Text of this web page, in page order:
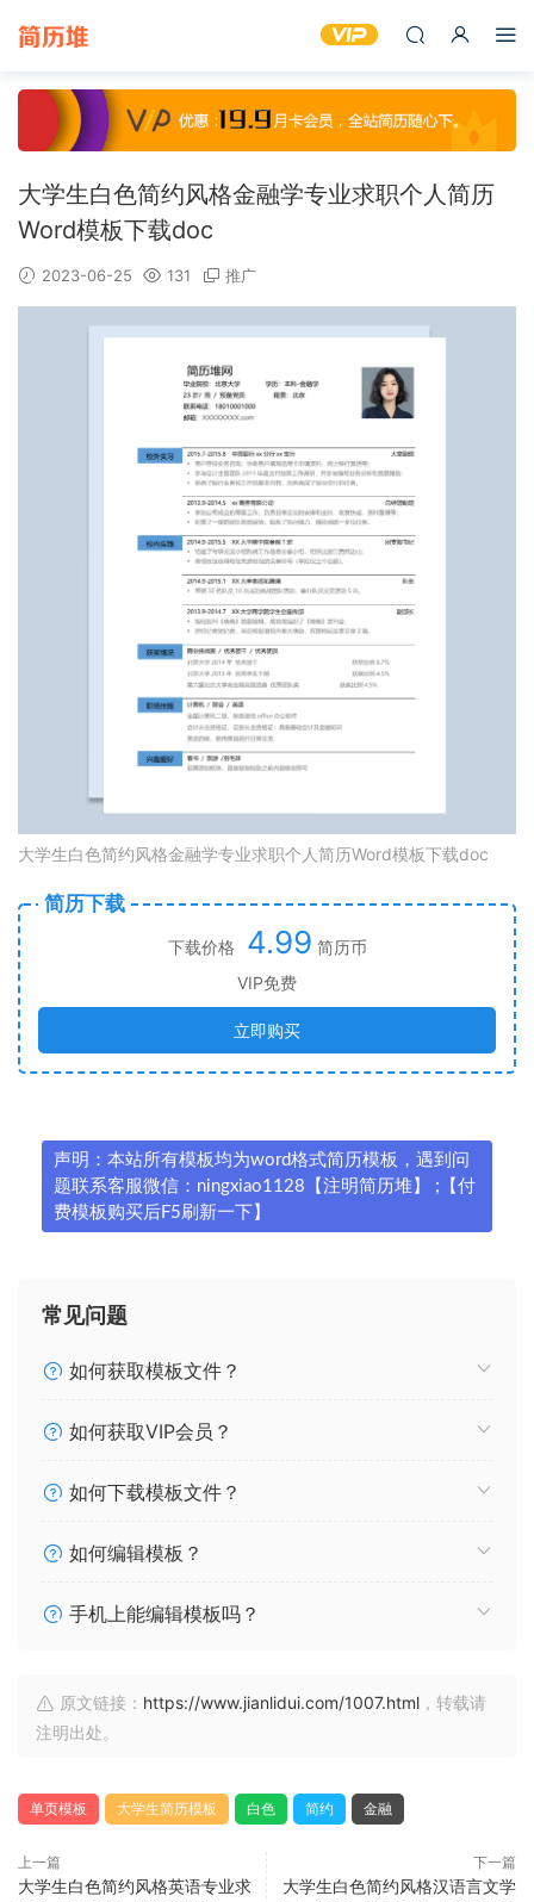
大学生白色简约风格金融学专业求职个人简历
Word模板下载doc
2023-06-25 131 推广
大学生白色简约风格金融学专业求职个人简历Word模板下载doc
简历下载
下载价格 4.99 简历币
VIP免费
立即购买
声明：本站所有模板均为word格式简历模板，遇到问
题联系客服微信：ningxiao1128【注明简历堆】 ;【付
费模板购买后F5刷新一下】
常见问题
如何获取模板文件？
如何获取VIP会员？
如何下载模板文件？
如何编辑模板？
手机上能编辑模板吗？
原文链接： https://www.jianlidui.com/1007.html ，转载请
注明出处。
单页模板 大学生简历模板 白色 简约 金融
上一篇
大学生白色简约风格英语专业求
下一篇
大学生白色简约风格汉语言文学